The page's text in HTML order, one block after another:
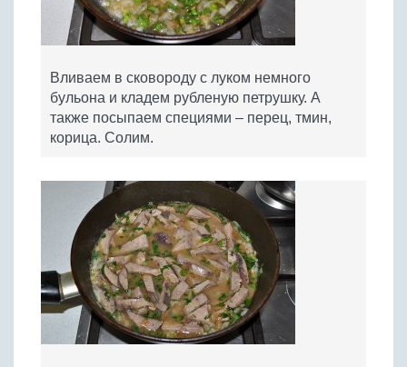
Вливаем в сковороду с луком немного
бульона и кладем рубленую петрушку. А
также посыпаем специями – перец, тмин,
корица. Солим.